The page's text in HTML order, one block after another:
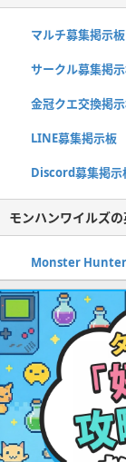
マルチ募集掲示板
サークル募集掲
金冠クエ交換掲
LINE募集掲示板
Discord募集掲示
モンハンワイルズ
Monster